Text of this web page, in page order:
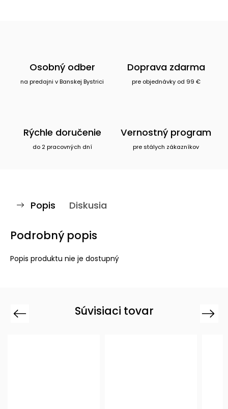
Osobný odber
na predajni v Banskej Bystrici
Doprava zdarma
pre objednávky od 99 €
Rýchle doručenie
do 2 pracovných dní
Vernostný program
pre stálych zákazníkov
Popis Diskusia
Podrobný popis
Popis produktu nie je dostupný
Súvisiaci tovar
Previous Next